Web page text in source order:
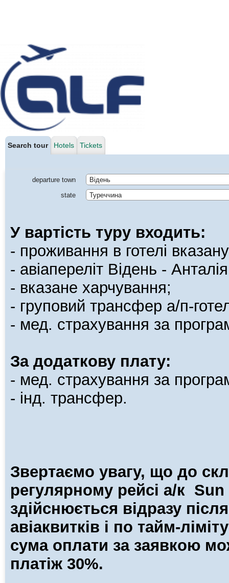
Search tour Hotels Tickets
departure town
Відень
state
Туреччина
У вартість туру входить:
- проживання в готелі
- авіапереліт Відень -
- вказане харчування;
- груповий трансфер а/п-
- мед. страхування за
За додаткову плату:
- мед. страхування за
- інд. трансфер.
Звертаємо увагу, що до
регулярному рейсі а/к
здійснюється відразу
авіаквитків і по тайм-
сума оплати за заявкою
платіж 30%.